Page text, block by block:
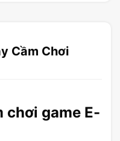
Cầm Chơi
chơi game E-